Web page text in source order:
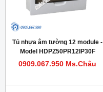
Tủ nhựa âm tường 12 module -
Model HDPZ50PR12IP30F
0909.067.950 Ms.Châu